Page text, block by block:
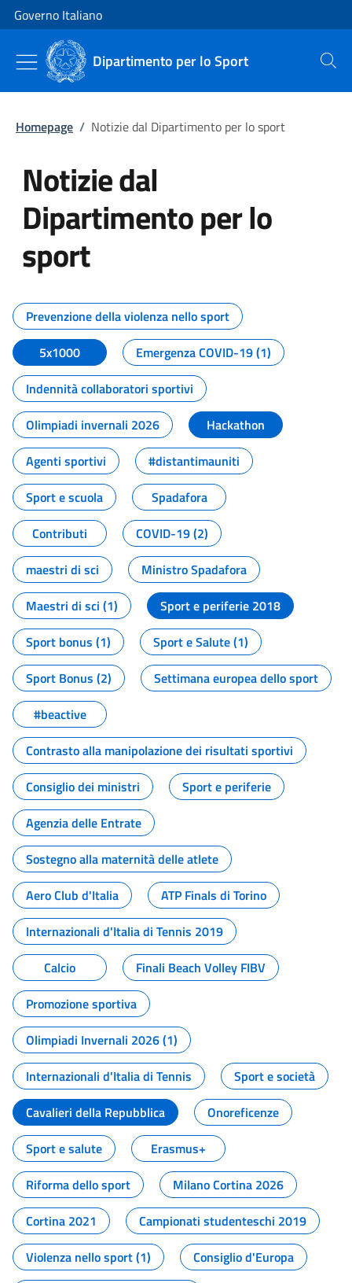
Vai al contenuto
Vai alla navigazione del sito
Governo Italiano
Dipartimento per lo Sport Cerca
Homepage / Notizie dal Dipartimento per lo sport
Notizie dal
Dipartimento per lo
sport
Tutti i contenuti della pagina
Prevenzione della violenza nello sport
5x1000
Emergenza COVID-19 (1)
Indennità collaboratori sportivi
Olimpiadi invernali 2026
Hackathon
Agenti sportivi
#distantimauniti
Sport e scuola
Spadafora
Contributi
COVID-19 (2)
maestri di sci
Ministro Spadafora
Maestri di sci (1)
Sport e periferie 2018
Sport bonus (1)
Sport e Salute (1)
Sport Bonus (2)
Settimana europea dello sport
#beactive
Contrasto alla manipolazione dei risultati sportivi
Consiglio dei ministri
Sport e periferie
Agenzia delle Entrate
Sostegno alla maternità delle atlete
Aero Club d'Italia
ATP Finals di Torino
Internazionali d'Italia di Tennis 2019
Calcio
Finali Beach Volley FIBV
Promozione sportiva
Olimpiadi Invernali 2026 (1)
Internazionali d'Italia di Tennis
Sport e società
Cavalieri della Repubblica
Onoreficenze
Sport e salute
Erasmus+
Riforma dello sport
Milano Cortina 2026
Cortina 2021
Campionati studenteschi 2019
Violenza nello sport (1)
Consiglio d'Europa